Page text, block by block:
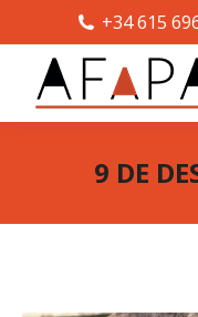
+34 615
9 DE